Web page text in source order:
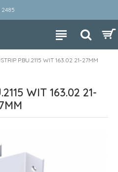
P.BU.2115 WIT 163.02 21-27MM
WIT 163.02 21-